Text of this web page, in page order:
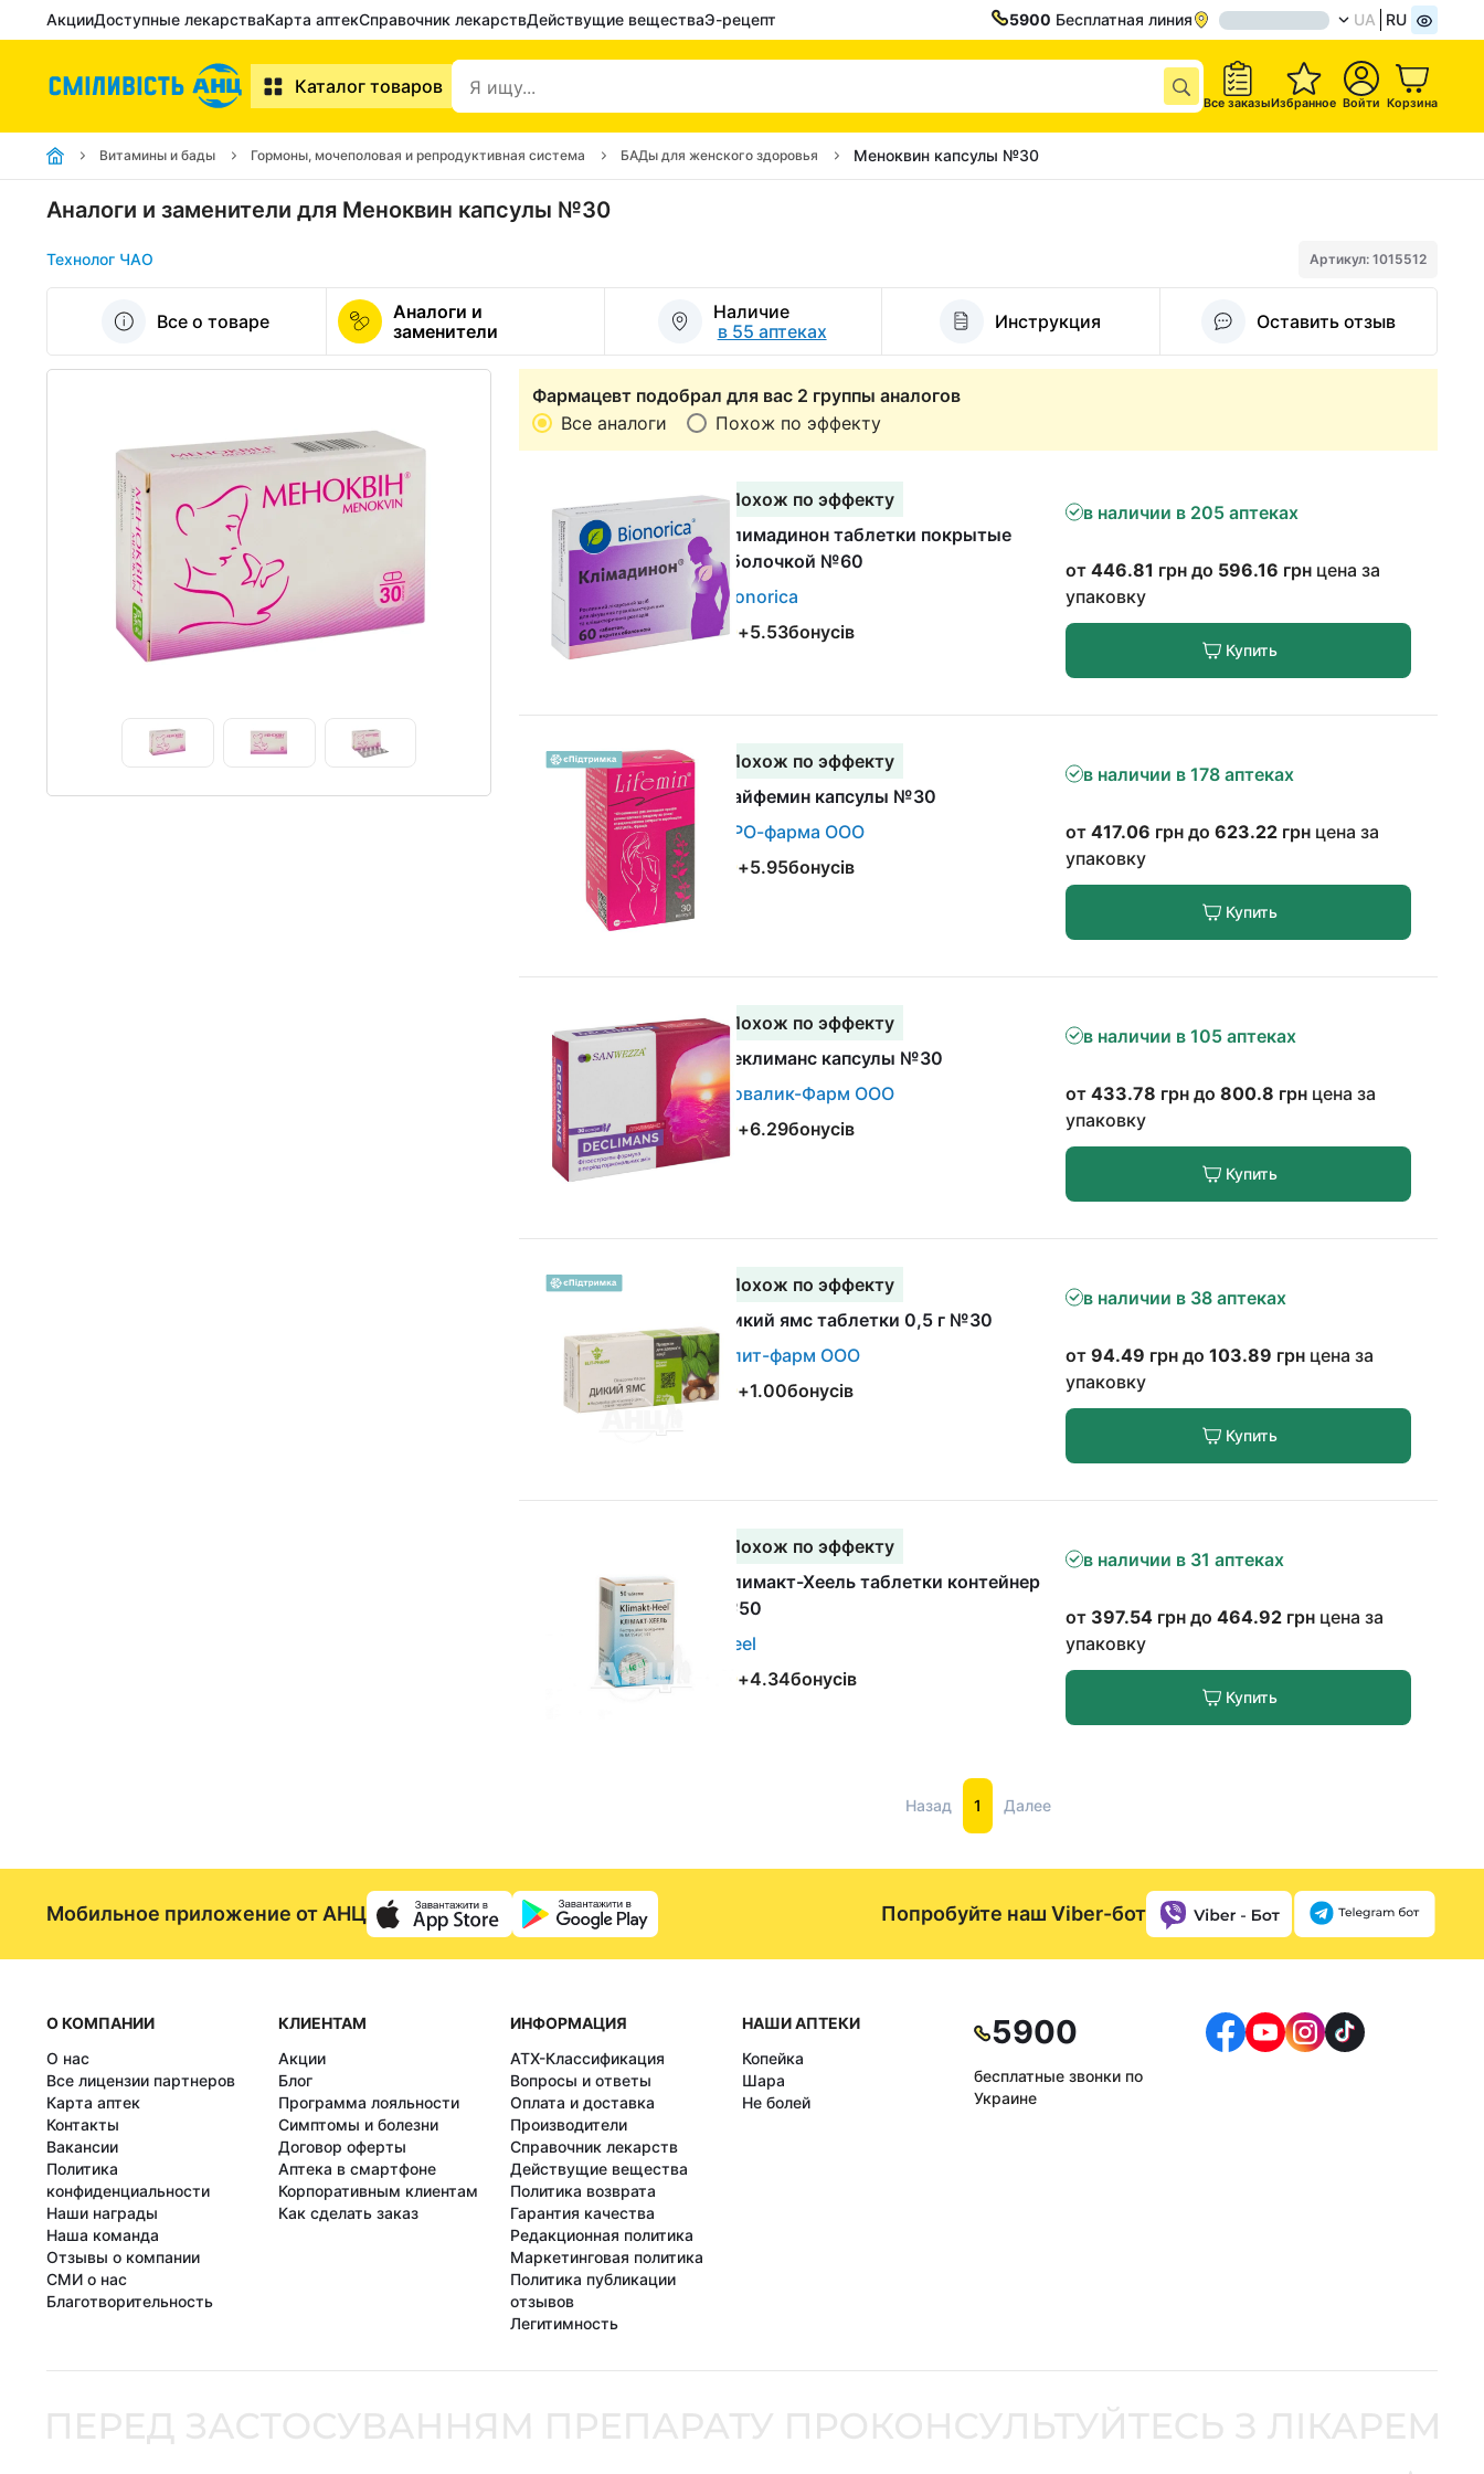
АкцииДоступные лекарстваКарта аптекСправочник лекарствДействущие веществаЭ-рецепт 5900 Бесплатная линия UA RU
Каталог товаров
Все заказыИзбранное Войти Корзина
Витамины и бады Гормоны, мочеполовая и репродуктивная система БАДы для женского здоровья Меноквин капсулы №30
Аналоги и заменители для Меноквин капсулы №30
Технолог ЧАО Артикул: 1015512
Все о товаре
Аналоги и
заменители
Наличие
в 55 аптеках
Инструкция Оставить отзыв
Фармацевт подобрал для вас 2 группы аналогов
Все аналоги
Похож по эффекту
Похож по эффекту
Климадинон таблетки покрытые
оболочкой №60
Bionorica
+5.53бонусів
в наличии в 205 аптеках
от 446.81 грн до 596.16 грн цена за
упаковку
Купить
Похож по эффекту
Лайфемин капсулы №30
ПРО-фарма ООО
+5.95бонусів
в наличии в 178 аптеках
от 417.06 грн до 623.22грн цена за
упаковку
Купить
Похож по эффекту
Деклиманс капсулы №30
Новалик-Фарм ООО
+6.29бонусів
в наличии в 105 аптеках
от 433.78 грн до 800.8 грн цена за
упаковку
Купить
Похож по эффекту
Дикий ямс таблетки 0,5 г №30
Элит-фарм ООО
+1.00бонусів
в наличии в 38 аптеках
от 94.49 грн до 103.89 грн цена за
упаковку
Купить
Похож по эффекту
Климакт-Хеель таблетки контейнер
№50
Heel
+4.34бонусів
в наличии в 31 аптеках
от 397.54грн до 464.92грн цена за
упаковку
Купить
Назад 1 Далее
Мобильное приложение от АНЦ Попробуйте наш Viber-бот
О КОМПАНИИ
О нас
Все лицензии партнеров
Карта аптек
Контакты
Вакансии
Политика
конфиденциальности
Наши награды
Наша команда
Отзывы о компании
СМИ о нас
Благотворительность
КЛИЕНТАМ
Акции
Блог
Программа лояльности
Симптомы и болезни
Договор оферты
Аптека в смартфоне
Корпоративным клиентам
Как сделать заказ
ИНФОРМАЦИЯ
АТХ-Классификация
Вопросы и ответы
Оплата и доставка
Производители
Справочник лекарств
Действущие вещества
Политика возврата
Гарантия качества
Редакционная политика
Маркетинговая политика
Политика публикации
отзывов
Легитимность
НАШИ АПТЕКИ
Копейка
Шара
Не болей
5900
бесплатные звонки по
Украине